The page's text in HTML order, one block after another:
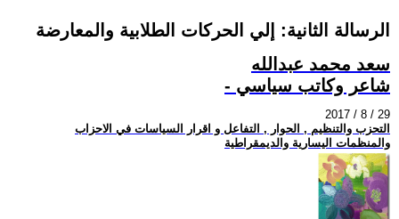
الرسالة الثانية: إلي الحركات الطلابية والمعارضة
سعد محمد عبدالله
- شاعر وكاتب سياسي
2017 / 8 / 29
التحزب والتنظيم , الحوار , التفاعل و اقرار السياسات في الاحزاب
والمنظمات اليسارية والديمقراطية